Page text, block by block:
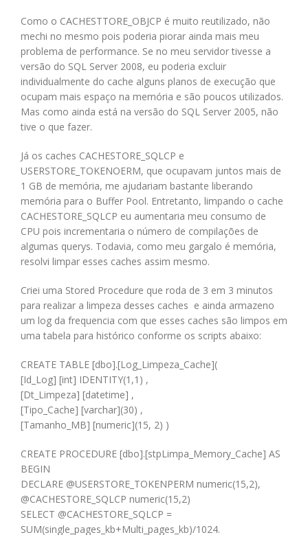
Como o CACHESTTORE_OBJCP é muito reutilizado, não
mechi no mesmo pois poderia piorar ainda mais meu
problema de performance. Se no meu servidor tivesse a
versão do SQL Server 2008, eu poderia excluir
individualmente do cache alguns planos de execução que
ocupam mais espaço na memória e são poucos utilizados.
Mas como ainda está na versão do SQL Server 2005, não
tive o que fazer.
Já os caches CACHESTORE_SQLCP e
USERSTORE_TOKENOERM, que ocupavam juntos mais de
1 GB de memória, me ajudariam bastante liberando
memória para o Buffer Pool. Entretanto, limpando o cache
CACHESTORE_SQLCP eu aumentaria meu consumo de
CPU pois incrementaria o número de compilações de
algumas querys. Todavia, como meu gargalo é memória,
resolvi limpar esses caches assim mesmo.
Criei uma Stored Procedure que roda de 3 em 3 minutos
para realizar a limpeza desses caches e ainda armazeno
um log da frequencia com que esses caches são limpos em
uma tabela para histórico conforme os scripts abaixo:
CREATE TABLE [dbo].[Log_Limpeza_Cache](
[Id_Log] [int] IDENTITY(1,1) ,
[Dt_Limpeza] [datetime] ,
[Tipo_Cache] [varchar](30) ,
[Tamanho_MB] [numeric](15, 2) )
CREATE PROCEDURE [dbo].[stpLimpa_Memory_Cache] AS
BEGIN
DECLARE @USERSTORE_TOKENPERM numeric(15,2),
@CACHESTORE_SQLCP numeric(15,2)
SELECT @CACHESTORE_SQLCP =
SUM(single_pages_kb+Multi_pages_kb)/1024.